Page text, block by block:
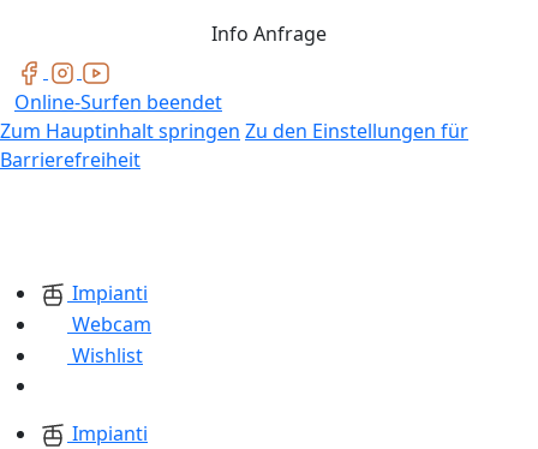
Info Anfrage
Online-Surfen beendet
Zum Hauptinhalt springen Zu den Einstellungen für
Barrierefreiheit
Impianti
Webcam
Wishlist
Impianti